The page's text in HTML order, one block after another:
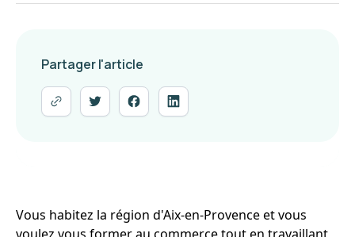
Partager l'article
Vous habitez la région d'Aix-en-Provence et vous